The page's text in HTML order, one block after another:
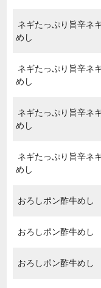
ネギたっぷり旨辛ネ
めし
ネギたっぷり旨辛ネ
めし
ネギたっぷり旨辛ネ
めし
ネギたっぷり旨辛ネ
めし
おろしポン酢牛めし
おろしポン酢牛めし
おろしポン酢牛めし